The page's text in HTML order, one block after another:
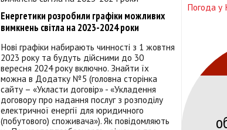
Енергетики розробили графіки можливих
вимкнень світла на 2023-2024 роки
Нові графіки набирають чинності з 1 жовтня
2023 року та будуть дійсними до 30
вересня 2024 року включно. Знайти їх
можна в Додатку №5 (головна сторінка
сайту – «Укласти договір» - «Укладення
договору про надання послуг з розподілу
електричної енергії для юридичного
(побутового) споживача»). Як повідомляють
Погода у